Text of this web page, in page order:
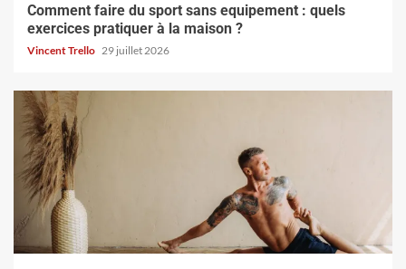
Comment faire du sport sans equipement : quels
exercices pratiquer à la maison ?
Vincent Trello 29 juillet 2026